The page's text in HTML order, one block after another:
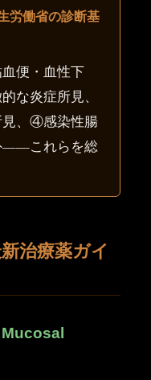
労働省の診断基
便・血性下
な炎症所見、
、④感染性腸
——これらを総
治療薬ガイ